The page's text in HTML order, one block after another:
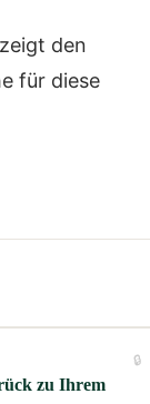
den
für diese
zu Ihrem
🔒